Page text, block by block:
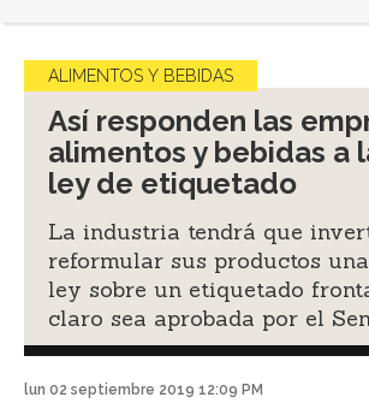
ALIMENTOS Y BEBIDAS
Así responden las
alimentos y bebidas a
ley de etiquetado
La industria tendrá que
reformular sus productos
ley sobre un etiquetado
claro sea aprobada por el
lun 02 septiembre 2019 12:09 PM